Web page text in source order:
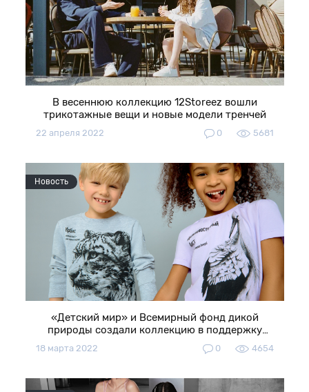
В весеннюю коллекцию 12Storeez вошли
трикотажные вещи и новые модели тренчей
22 апреля 2022 0 5681
Новость
«Детский мир» и Всемирный фонд дикой
природы создали коллекцию в поддержку
18 марта 2022 0 4654